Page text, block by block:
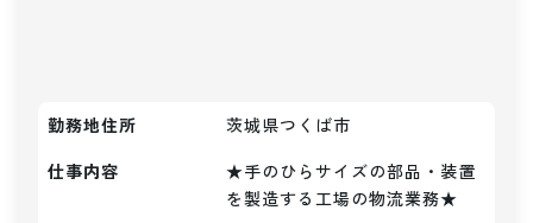
勤務地住所
茨城県つくば市
仕事内容
★手のひらサイズの部品・装置
を製造する工場の物流業務★